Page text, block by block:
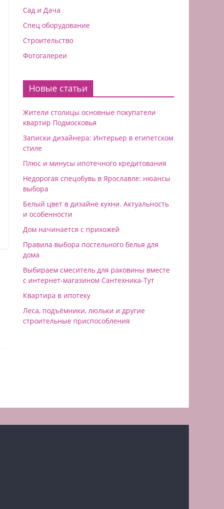
Сад и Дача
Спец оборудование
Строительство
Фотогалереи
Новые статьи
Жители столицы основные покупатели
квартир Подмосковья
Записки дизайнера: Интерьер в египетском
стиле
Плюс и минусы ипотечного кредитования
Недорогая спецобувь в Ярославле: нюансы
выбора
Белый цвет в дизайне кухни. Актуальность
и особенности
Дом начинается с прихожей
Правила выбора постельного белья для
дома
Выбираем смеситель для раковины вместе
с интернет-магазином Сантехника-Тут
Квартира в ипотеку
Леса, подъёмники, люльки и другие
строительные приспособления